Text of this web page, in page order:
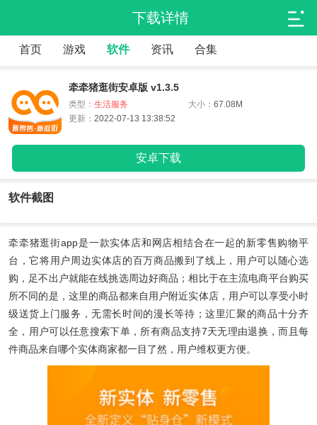
下载详情
首页 游戏 软件 资讯 合集
牵牵猪逛街安卓版 v1.3.5
类型： 生活服务 大小：67.08M
更新： 2022-07-13 13:38:52
安卓下载
软件截图
牵牵猪逛街app是一款实体店和网店相结合在一起的新零售购物平
台，它将用户周边实体店的百万商品搬到了线上，用户可以随心选
购，足不出户就能在线挑选周边好商品；相比于在主流电商平台购买
所不同的是，这里的商品都来自用户附近实体店，用户可以享受小时
级送货上门服务，无需长时间的漫长等待；这里汇聚的商品十分齐
全，用户可以任意搜索下单，所有商品支持7天无理由退换，而且每
件商品来自哪个实体商家都一目了然，用户维权更方便。